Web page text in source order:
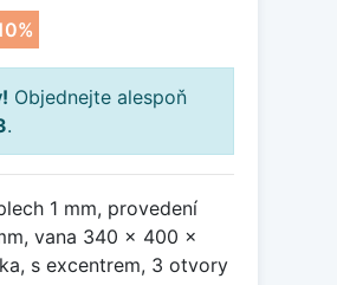
Objednejte alespoň
.
1 mm, provedení
vana 340 x 400 x
s excentrem, 3 otvory